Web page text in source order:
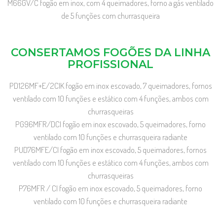
M66GV/C fogão em inox, com 4 queimadores, forno a gás ventilado
de 5 funções com churrasqueira
CONSERTAMOS FOGÕES DA LINHA
PROFISSIONAL
PD126MF+E/2CIK fogão em inox escovado, 7 queimadores, fornos
ventilado com 10 funções e estático com 4 funções, ambos com
churrasqueiras
PG96MFR/DCI fogão em inox escovado, 5 queimadores, forno
ventilado com 10 funções e churrasqueira radiante
PUD76MFE/CI fogão em inox escovado, 5 queimadores, fornos
ventilado com 10 funções e estático com 4 funções, ambos com
churrasqueiras
P76MFR / CI fogão em inox escovado, 5 queimadores, forno
ventilado com 10 funções e churrasqueira radiante